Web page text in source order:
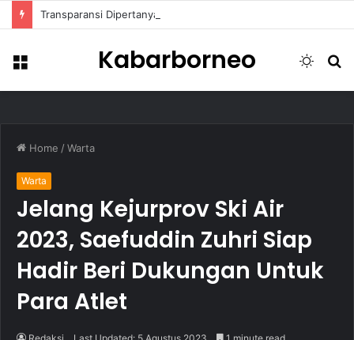
Menu Kabarborneo
Switch
Home /Warta
Warta
Jelang Kejurprov Ski Air
2023, Saefuddin Zuhri Siap
Hadir Beri Dukungan Untuk
Para Atlet